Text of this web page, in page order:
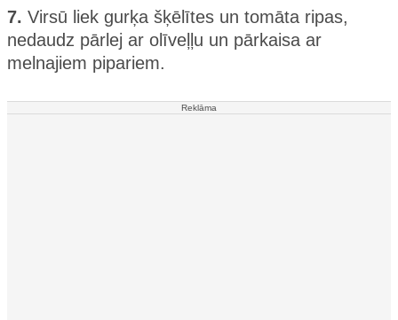
7. Virsū liek gurķa šķēlītes un tomāta ripas,
nedaudz pārlej ar olīveļļu un pārkaisa ar
melnajiem pipariem.
Reklāma